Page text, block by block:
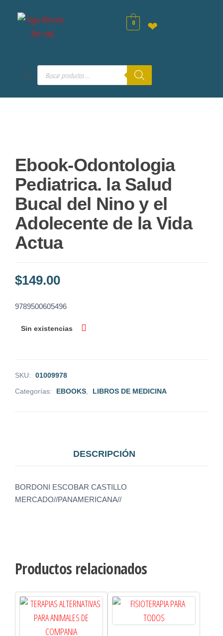
0 ❤
Ebook-Odontologia
Pediatrica. la Salud
Bucal del Nino y el
Adolecente de la Vida
Actua
$149.00
9789500605496
Sin existencias
SKU:
01009978
Categorías:
EBOOKS LIBROS DE MEDICINA
DESCRIPCIÓN
BORDONI ESCOBAR CASTILLO
MERCADO//PANAMERICANA//
Productos relacionados